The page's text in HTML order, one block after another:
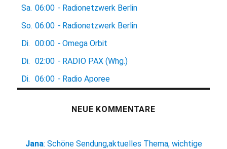
Sa. 06:00 - Radionetzwerk Berlin
So. 06:00 - Radionetzwerk Berlin
Di.
00:00 - Omega Orbit
Di.
02:00 - RADIO PAX (Whg.)
Di.
06:00 - Radio Aporee
NEUE KOMMENTARE
Jana:Schöne Sendung,aktuelles Thema, wichtige